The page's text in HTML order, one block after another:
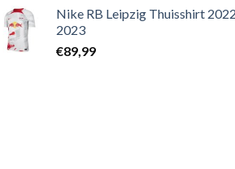
Nike RB Leipzig Thuisshirt
2023
€89,99